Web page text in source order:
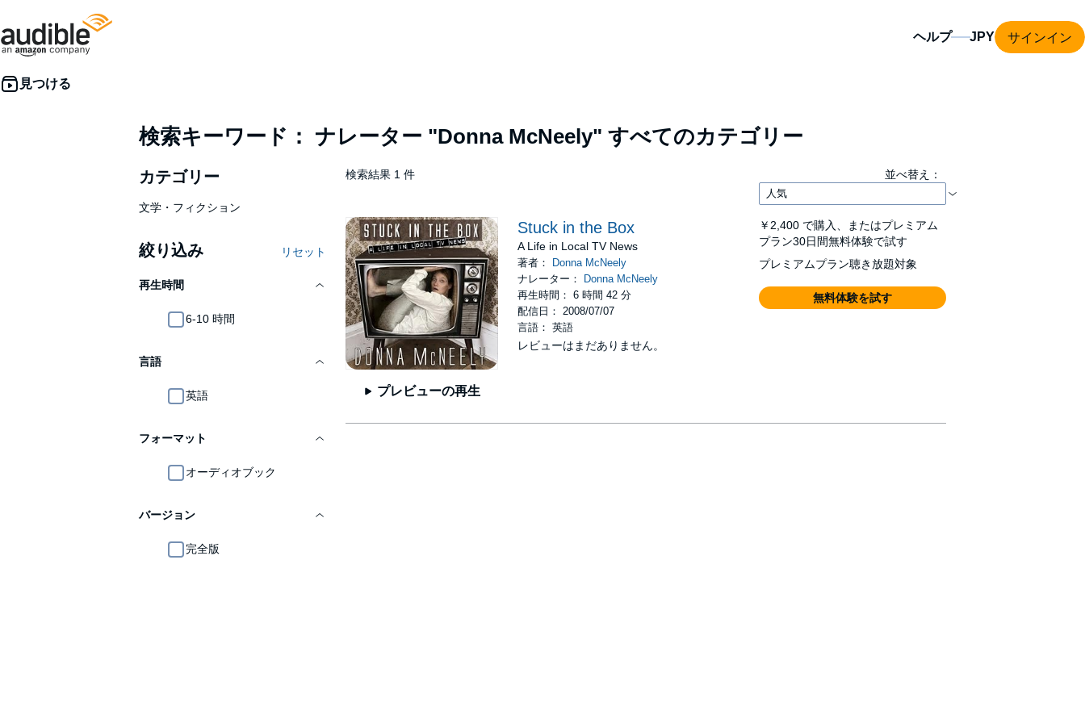
ヘルプ サインイン
検索キーワード： ナレーター "Donna McNeely" すべてのカテゴリー
カテゴリー
文学・フィクション
絞り込み リセット
再生時間
6-10 時間
言語
英語
フォーマット
オーディオブック
バージョン
完全版
検索結果 1 件 並べ替え：
プレビューの再生
Stuck in the Box
A Life in Local TV News
著者：
Donna McNeely
ナレーター：
Donna McNeely
再生時間： 6 時間 42 分
配信日： 2008/07/07
言語： 英語
レビューはまだありません。
￥2,400 で購入、またはプレミアム
プラン30日間無料体験で試す
プレミアムプラン聴き放題対象
無料体験を試す